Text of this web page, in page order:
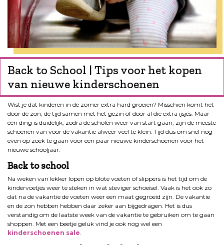
Back to School | Tips voor het kopen
van nieuwe kinderschoenen
Wist je dat kinderen in de zomer extra hard groeien? Misschien komt het
door de zon, de tijd samen met het gezin of door al die extra ijsjes. Maar
één ding is duidelijk, zodra de scholen weer van start gaan, zijn de meeste
schoenen van voor de vakantie alweer veel te klein. Tijd dus om snel nog
even op zoek te gaan voor een paar nieuwe kinderschoenen voor het
nieuwe schooljaar.
Back to school
Na weken van lekker lopen op blote voeten of slippers is het tijd om de
kindervoetjes weer te steken in wat steviger schoeisel. Vaak is het ook zo
dat na de vakantie de voeten weer een maat gegroeid zijn. De vakantie
en de zon hebben hebben daar zeker aan bijgedragen. Het is dus
verstandig om de laatste week van de vakantie te gebruiken om te gaan
shoppen. Met een beetje geluk vind je ook nog wel een
kinderschoenen sale.